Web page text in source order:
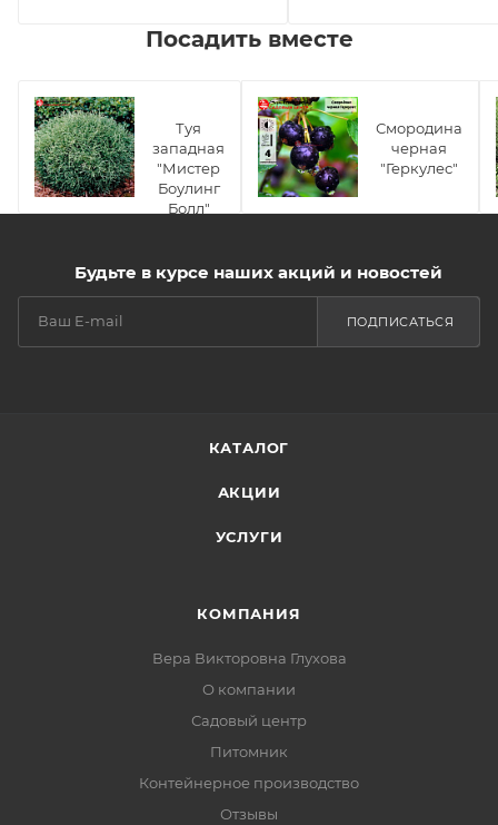
Посадить вместе
Туя
западная
"Мистер
Боулинг
Болл"
Смородина
черная
"Геркулес"
Будьте в курсе наших акций и новостей
ПОДПИСАТЬСЯ
КАТАЛОГ
АКЦИИ
УСЛУГИ
КОМПАНИЯ
Вера Викторовна Глухова
О компании
Садовый центр
Питомник
Контейнерное производство
Отзывы